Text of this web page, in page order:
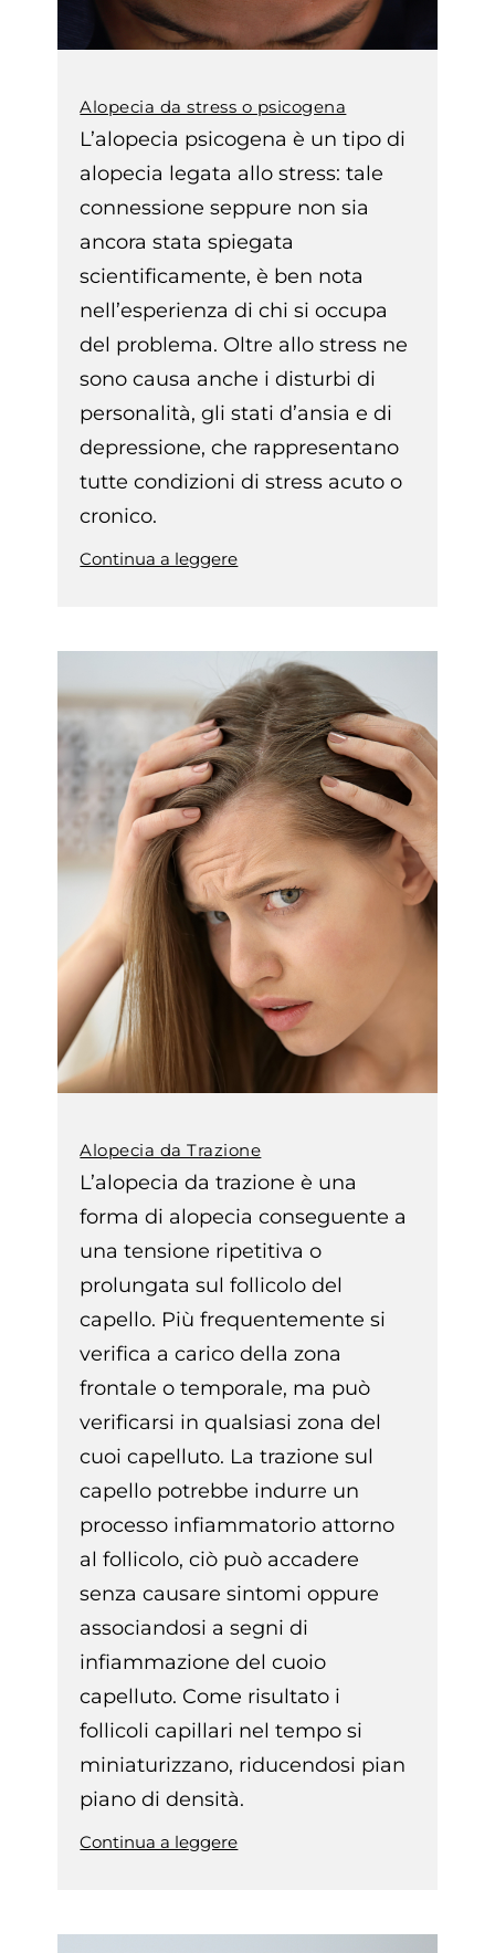
Alopecia da stress o psicogena
L’alopecia psicogena è un tipo di
alopecia legata allo stress: tale
connessione seppure non sia
ancora stata spiegata
scientificamente, è ben nota
nell’esperienza di chi si occupa
del problema. Oltre allo stress ne
sono causa anche i disturbi di
personalità, gli stati d’ansia e di
depressione, che rappresentano
tutte condizioni di stress acuto o
cronico.
Continua a leggere
Alopecia da Trazione
L’alopecia da trazione è una
forma di alopecia conseguente a
una tensione ripetitiva o
prolungata sul follicolo del
capello. Più frequentemente si
verifica a carico della zona
frontale o temporale, ma può
verificarsi in qualsiasi zona del
cuoi capelluto. La trazione sul
capello potrebbe indurre un
processo infiammatorio attorno
al follicolo, ciò può accadere
senza causare sintomi oppure
associandosi a segni di
infiammazione del cuoio
capelluto. Come risultato i
follicoli capillari nel tempo si
miniaturizzano, riducendosi pian
piano di densità.
Continua a leggere